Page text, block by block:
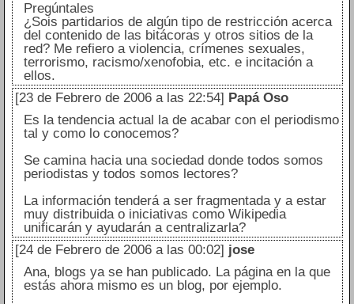
Pregúntales
¿Sois partidarios de algún tipo de restricción acerca
del contenido de las bitácoras y otros sitios de la
red? Me refiero a violencia, crímenes sexuales,
terrorismo, racismo/xenofobia, etc. e incitación a
ellos.
[23 de Febrero de 2006 a las 22:54] Papá Oso
Es la tendencia actual la de acabar con el periodismo
tal y como lo conocemos?
Se camina hacia una sociedad donde todos somos
periodistas y todos somos lectores?
La información tenderá a ser fragmentada y a estar
muy distribuida o iniciativas como Wikipedia
unificarán y ayudarán a centralizarla?
[24 de Febrero de 2006 a las 00:02] jose
Ana, blogs ya se han publicado. La página en la que
estás ahora mismo es un blog, por ejemplo.